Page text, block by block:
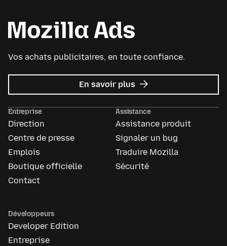
Vos achats publicitaires, en toute confiance.
En savoir plus sur
Mozilla
Entreprise
Direction
Centre de presse
Emplois
Boutique officielle
Contact
Assistance
Assistance produit
Signaler un bug
Traduire Mozilla
Sécurité
Développeurs
Developer Edition
Entreprise